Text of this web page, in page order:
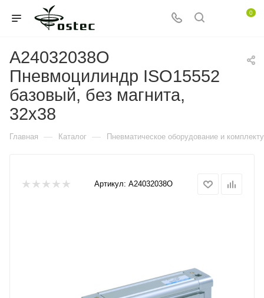
0
A24032038O
Пневмоцилиндр ISO15552
базовый, без магнита,
32x38
Главная — Каталог — Пневматическое оборудование и
Артикул: A24032038O